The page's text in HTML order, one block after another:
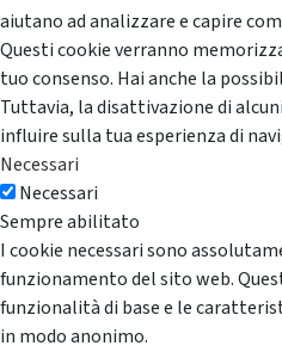
aiutano ad analizzare e capire
Questi cookie verranno
tuo consenso. Hai anche la
Tuttavia, la disattivazione di
influire sulla tua esperienza di
Necessari
Necessari
Sempre abilitato
I cookie necessari sono
funzionamento del sito web.
funzionalità di base e le
in modo anonimo.